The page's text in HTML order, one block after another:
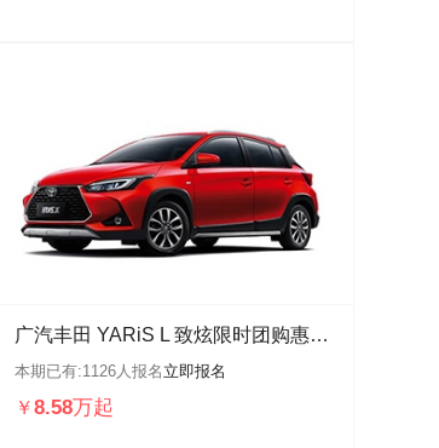
广汽丰田 YARiS L 致炫限时团购惠活动
本期已有:1126人报名 立即报名
￥8.58万起